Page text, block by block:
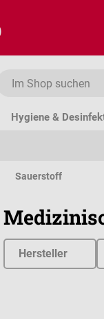
Hygiene &
Sauerstoff
Hersteller